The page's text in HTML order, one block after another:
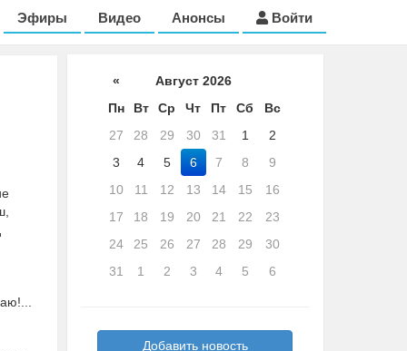
Эфиры Видео Анонсы Войти
«
Август 2026
Пн
Вт Ср Чт Пт Сб
Вс
27
28 29 30 31 1
2
3
4 5 6 7 8
9
10
11 12 13 14 15
16
17
18 19 20 21 22
23
24
25 26 27 28 29
30
31
1 2 3 4 5 6
Добавить новость